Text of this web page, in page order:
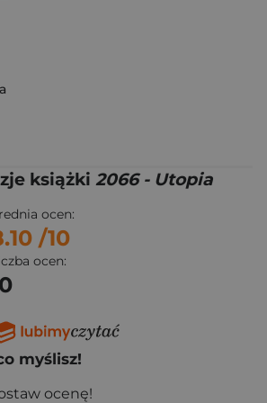
książki 2066 - Utopia
ocen:
/10
ocen:
myślisz!
ocenę!